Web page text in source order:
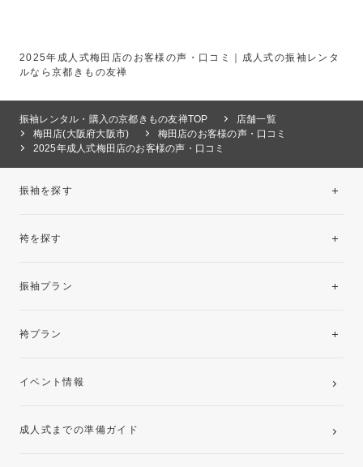
2025年成人式梅田店のお客様の声・口コミ｜成人式の振袖レンタ
ルなら京都きもの友禅
振袖レンタル・購入の京都きもの友禅TOP
店舗一覧
梅田店(大阪府大阪市)
梅田店のお客様の声・口コミ
2025年成人式梅田店のお客様の声・口コミ
振袖を探す
袴を探す
振袖プラン
レンタルプラン
袴プラン
卒業袴レンタルプラン
イベント情報
成人式までの準備ガイド